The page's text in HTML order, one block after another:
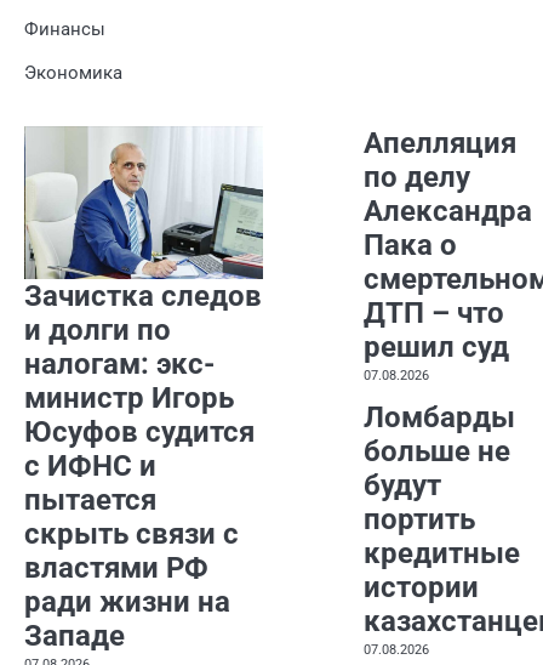
Финансы
Экономика
Зачистка следов
и долги по
налогам: экс-
министр Игорь
Юсуфов судится
с ИФНС и
пытается
скрыть связи с
властями РФ
ради жизни на
Западе
Апелляция
по делу
Александра
Пака о
ДТП – что
решил суд
07.08.2026
Ломбарды
больше не
будут
портить
кредитные
истории
07.08.2026